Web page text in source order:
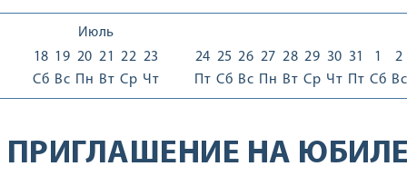
Июль
18
Сб
19
Вс
20
Пн
21
Вт
22
Ср
23
Чт
24
Пт
25
Сб
26
Вс
27
Пн
28
Вт
29
Ср
30
Чт
31
Пт
1
Сб
2
Вс
ПРИГЛАШЕНИЕ НА